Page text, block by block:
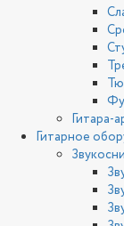
Гитара-
Гитарное